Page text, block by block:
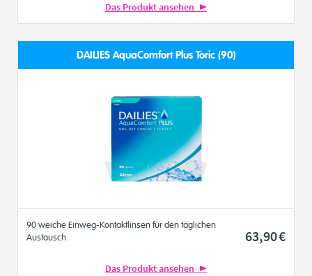
Das Produkt ansehen
DAILIES AquaComfort Plus Toric (90)
90 weiche Einweg-Kontaktlinsen für den täglichen
Austausch
63,90€
Das Produkt ansehen